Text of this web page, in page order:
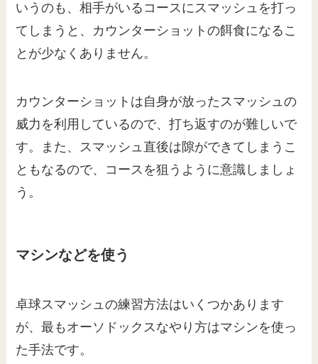
いうのも、相手がいるコースにスマッシュを打っ
てしまうと、カウンターショットの餌食になるこ
とが少なくありません。
カウンターショットは自身が放ったスマッシュの
威力を利用しているので、打ち返すのが難しいで
す。また、スマッシュ直後は隙ができてしまうこ
ともなるので、コースを狙うように意識しましょ
う。
マシンなどを使う
卓球スマッシュの練習方法はいくつかあります
が、最もオーソドックスなやり方はマシンを使っ
た手法です。